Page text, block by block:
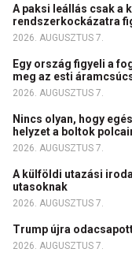
A paksi leállás csak a
rendszerkockázatra
2026. AUGUSZTUS 7.
Egy ország figyeli a
meg az esti
2026. AUGUSZTUS 7.
Nincs olyan, hogy
helyzet a boltok
2026. AUGUSZTUS 7.
A külföldi utazási
utasoknak
2026. AUGUSZTUS 7.
Trump újra
2026. AUGUSZTUS 7.